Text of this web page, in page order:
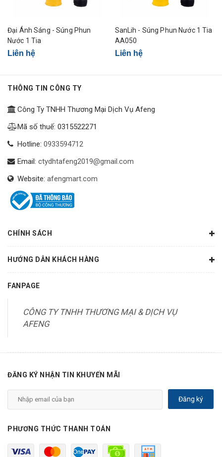
Đại Ánh Sáng - Súng Phun
Nước 1 Tia
Liên hệ
SanLih - Súng Phun Nước 1 Tia
AA050
Liên hệ
THÔNG TIN CÔNG TY
Công Ty TNHH Thương Mại Dịch Vụ Afeng
Mã số thuế: 0315522271
Hotline: 0933594712
Email: ctydhtafeng2019@gmail.com
Website: afengmart.com
CHÍNH SÁCH
HƯỚNG DẪN KHÁCH HÀNG
FANPAGE
CÔNG TY TNHH THƯƠNG MẠI & DỊCH VỤ
AFENG
ĐĂNG KÝ NHẬN TIN KHUYẾN MÃI
Đăng ký
PHƯƠNG THỨC THANH TOÁN